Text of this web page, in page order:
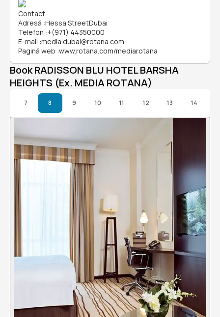
Contact
Adresă :Hessa StreetDubai
Telefon :+(971) 44350000
E-mail :media.dubai@rotana.com
Pagină web :www.rotana.com/mediarotana
Book RADISSON BLU HOTEL BARSHA
HEIGHTS (Ex. MEDIA ROTANA)
7 8 9 10 11 12 13 14